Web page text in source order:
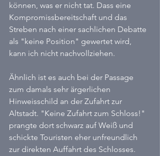
können, was er nicht tat. Dass eine
Kompromissbereitschaft und das
Streben nach einer sachlichen Debatte
als "keine Position" gewertet wird,
kann ich nicht nachvollziehen.
Ähnlich ist es auch bei der Passage
zum damals sehr ärgerlichen
Hinweisschild an der Zufahrt zur
Altstadt. "Keine Zufahrt zum Schloss!"
prangte dort schwarz auf Weiß und
schickte Touristen eher unfreundlich
zur direkten Auffahrt des Schlosses.